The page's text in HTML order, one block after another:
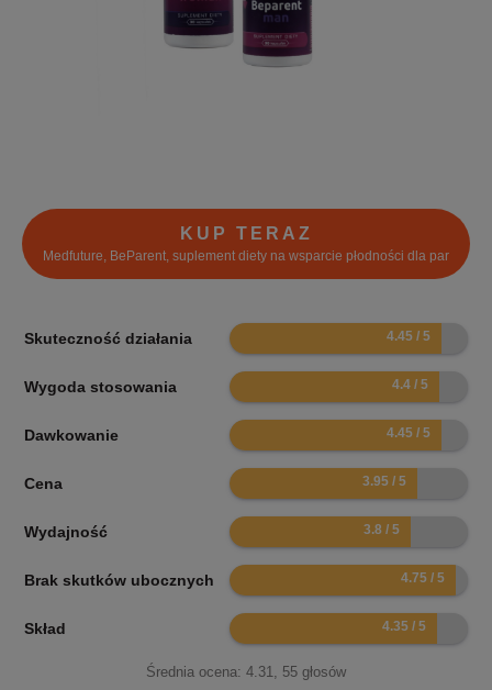
KUP TERAZ
Medfuture, BeParent, suplement diety na wsparcie płodności dla par
Skuteczność działania 8.9
Wygoda stosowania 8.8
Dawkowanie 8.9
Cena 7.9
Wydajność 7.6
Brak skutków ubocznych 9.5
Skład 8.7
Średnia ocena: 4.31 55 głosów